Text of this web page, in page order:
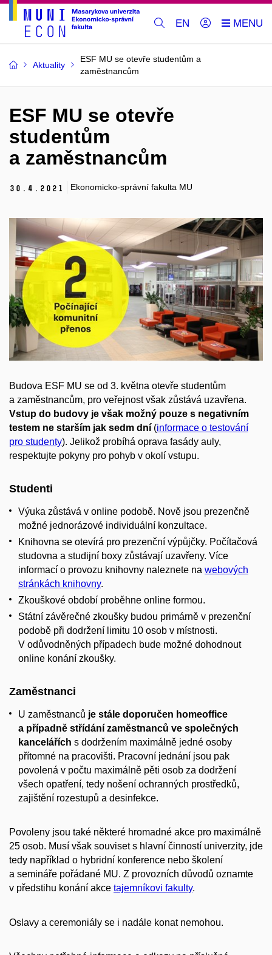
EN
Aktuality
ESF MU se otevře studentům a
zaměstnancům
ESF MU se otevře
studentům
a zaměstnancům
30. 4. 2021 Ekonomicko-správní fakulta MU
Budova ESF MU se od 3. května otevře studentům
a zaměstnancům, pro veřejnost však zůstává uzavřena.
Vstup do budovy je však možný pouze s negativním
testem ne starším jak sedm dní (informace o testování
pro studenty). Jelikož probíhá oprava fasády auly,
respektujte pokyny pro pohyb v okolí vstupu.
Studenti
Výuka zůstává v online podobě. Nově jsou prezenčně
možné jednorázové individuální konzultace.
Knihovna se otevírá pro prezenční výpůjčky. Počítačová
studovna a studijní boxy zůstávají uzavřeny. Více
informací o provozu knihovny naleznete na webových
stránkách knihovny.
Zkouškové období proběhne online formou.
Státní závěrečné zkoušky budou primárně v prezenční
podobě při dodržení limitu 10 osob v místnosti.
V odůvodněných případech bude možné dohodnout
online konání zkoušky.
Zaměstnanci
U zaměstnanců je stále doporučen homeoffice
a případně střídání zaměstnanců ve společných
kancelářích s dodržením maximálně jedné osoby
přítomné na pracovišti. Pracovní jednání jsou pak
povolená v počtu maximálně pěti osob za dodržení
všech opatření, tedy nošení ochranných prostředků,
zajištění rozestupů a desinfekce.
Povoleny jsou také některé hromadné akce pro maximálně
25 osob. Musí však souviset s hlavní činností univerzity, jde
tedy například o hybridní konference nebo školení
a semináře pořádané MU. Z provozních důvodů oznamte
v předstihu konání akce tajemníkovi fakulty.
Oslavy a ceremoniály se i nadále konat nemohou.